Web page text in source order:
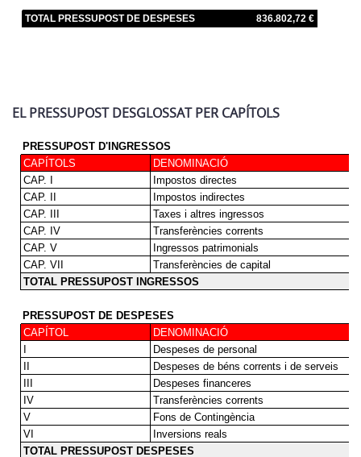
EL PRESSUPOST DESGLOSSAT PER CAPÍTOLS